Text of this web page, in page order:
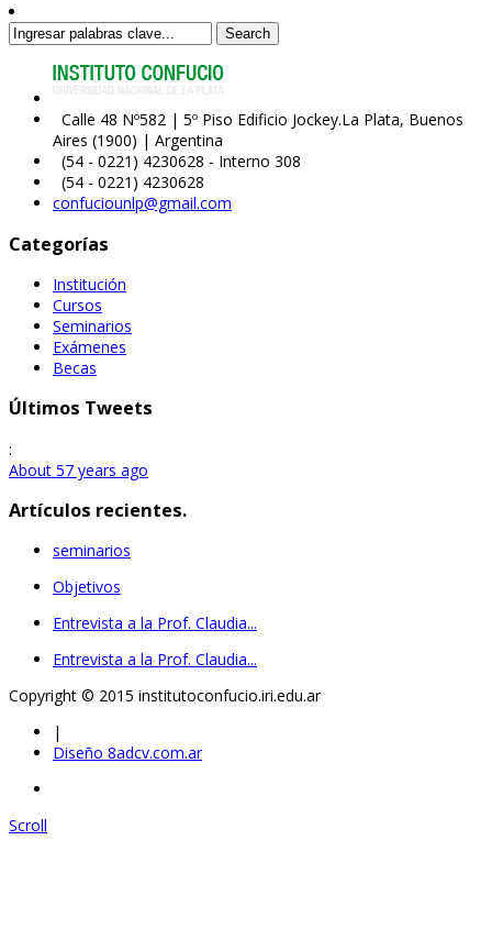
Search
Calle 48 Nº582 | 5º Piso Edificio Jockey.La Plata, Buenos
Aires (1900) | Argentina
(54 - 0221) 4230628 - Interno 308
(54 - 0221) 4230628
confuciounlp@gmail.com
Categorías
Institución
Cursos
Seminarios
Exámenes
Becas
Últimos Tweets
:
About 57 years ago
Artículos recientes.
seminarios
Objetivos
Entrevista a la Prof. Claudia...
Entrevista a la Prof. Claudia...
Copyright © 2015 institutoconfucio.iri.edu.ar
|
Diseño 8adcv.com.ar
Scroll